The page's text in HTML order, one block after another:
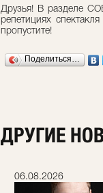
Друзья! В разделе
репетициях
пропустите!
Поделиться…
ДРУГИЕ
06.08.2026